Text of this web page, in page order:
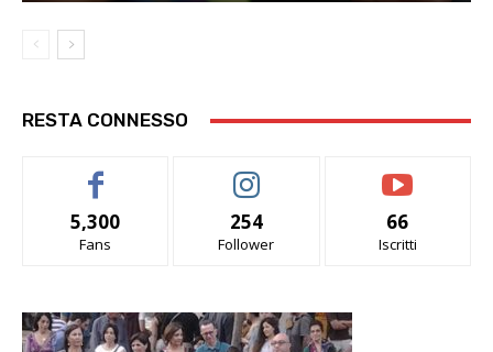
RESTA CONNESSO
5,300
Fans
254
Follower
66
Iscritti